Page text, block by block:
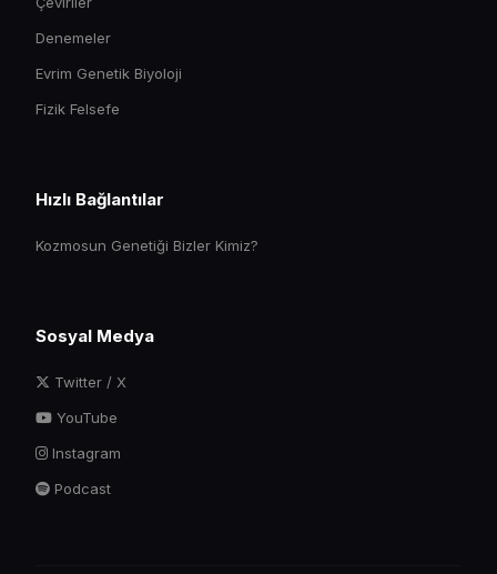
Denemeler
Evrim Genetik Biyoloji
Fizik Felsefe
Hızlı Bağlantılar
Kozmosun Genetiği Bizler Kimiz?
Sosyal Medya
Twitter / X
YouTube
Instagram
Podcast